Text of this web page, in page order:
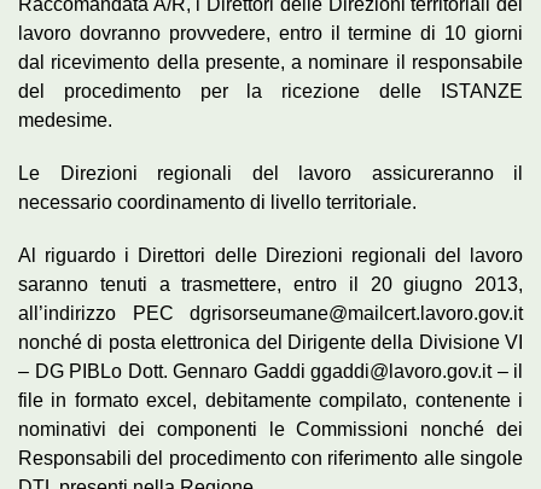
lavoro dovranno provvedere, entro il termine di 10 giorni
dal ricevimento della presente, a nominare il responsabile
del procedimento per la ricezione delle ISTANZE
medesime.
Le Direzioni regionali del lavoro assicureranno il
necessario coordinamento di livello territoriale.
Al riguardo i Direttori delle Direzioni regionali del lavoro
saranno tenuti a trasmettere, entro il 20 giugno 2013,
all’indirizzo PEC dgrisorseumane@mailcert.lavoro.gov.it
nonché di posta elettronica del Dirigente della Divisione VI
– DG PIBLo Dott. Gennaro Gaddi ggaddi@lavoro.gov.it – il
file in formato excel, debitamente compilato, contenente i
nominativi dei componenti le Commissioni nonché dei
Responsabili del procedimento con riferimento alle singole